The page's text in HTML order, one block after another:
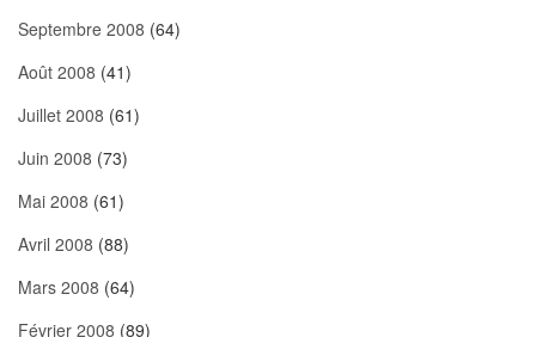
Septembre 2008 (64)
Août 2008 (41)
Juillet 2008 (61)
Juin 2008 (73)
Mai 2008 (61)
Avril 2008 (88)
Mars 2008 (64)
Février 2008 (89)